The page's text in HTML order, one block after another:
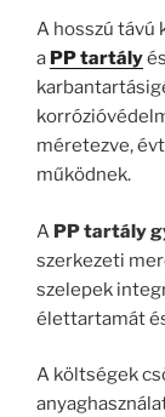
A hosszú távú
a PP tartályés
méretezve,
működnek.
A PP tartály
szerkezeti
szelepek
élettartamát
A költségek